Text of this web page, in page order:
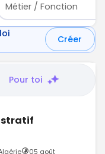
Métier / Fonction
Créer
Pour toi
05 août